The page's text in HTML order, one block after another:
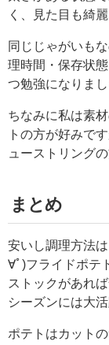
く、見た目も綺
同じじゃがいも
理時間・保存状
つ勉強になりまし
ちなみに私は素
トの方が好みで
ューストリング
まとめ
安いし調理方法
∀ﾟ)フライドポテ
ストックがあれ
シーズンには大
ポテトはカット